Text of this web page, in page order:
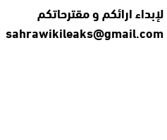
لإبداء ارائكم و مقترحاتكم
sahrawikileaks@gmail.com